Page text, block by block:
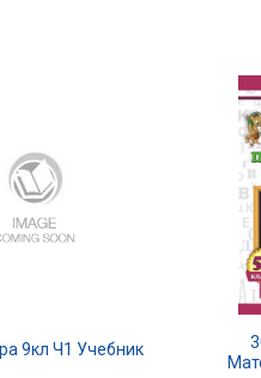
9кл Ч1 Учебник